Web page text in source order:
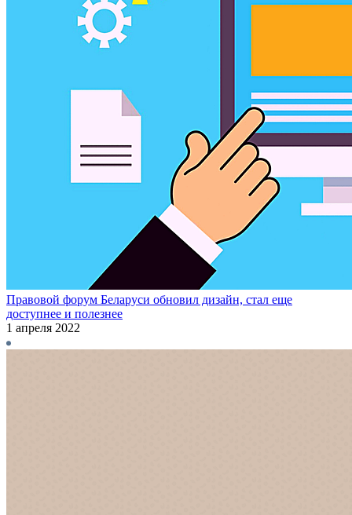
Правовой форум Беларуси обновил дизайн, стал еще
доступнее и полезнее
1 апреля 2022